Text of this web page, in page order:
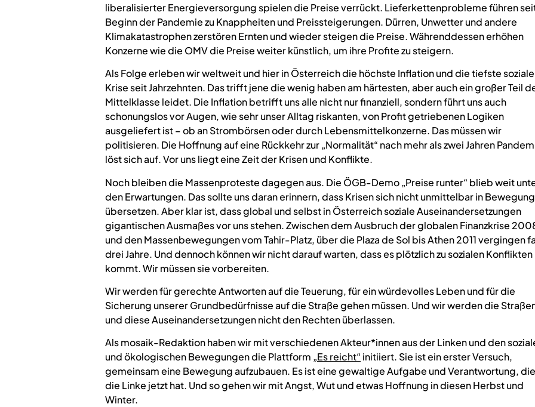
liberalisierter Energieversorgung spielen die Preise verrückt. Lieferkettenprobleme führen
Beginn der Pandemie zu Knappheiten und Preissteigerungen. Dürren, Unwetter und andere
Klimakatastrophen zerstören Ernten und wieder steigen die Preise. Währenddessen erhöhen
Konzerne wie die OMV die Preise weiter künstlich, um ihre Profite zu steigern.
Als Folge erleben wir weltweit und hier in Österreich die höchste Inflation und die tiefste soziale
Krise seit Jahrzehnten. Das trifft jene die wenig haben am härtesten, aber auch ein großer Teil
Mittelklasse leidet. Die Inflation betrifft uns alle nicht nur finanziell, sondern führt uns auch
schonungslos vor Augen, wie sehr unser Alltag riskanten, von Profit getriebenen Logiken
ausgeliefert ist – ob an Strombörsen oder durch Lebensmittelkonzerne. Das müssen wir
politisieren. Die Hoffnung auf eine Rückkehr zur „Normalität“ nach mehr als zwei Jahren
löst sich auf. Vor uns liegt eine Zeit der Krisen und Konflikte.
Noch bleiben die Massenproteste dagegen aus. Die ÖGB-Demo „Preise runter“ blieb weit
den Erwartungen. Das sollte uns daran erinnern, dass Krisen sich nicht unmittelbar in
übersetzen. Aber klar ist, dass global und selbst in Österreich soziale Auseinandersetzungen
gigantischen Ausmaßes vor uns stehen. Zwischen dem Ausbruch der globalen Finanzkrise
und den Massenbewegungen vom Tahir-Platz, über die Plaza de Sol bis Athen 2011 vergingen
drei Jahre. Und dennoch können wir nicht darauf warten, dass es plötzlich zu sozialen Konflikten
kommt. Wir müssen sie vorbereiten.
Wir werden für gerechte Antworten auf die Teuerung, für ein würdevolles Leben und für die
Sicherung unserer Grundbedürfnisse auf die Straße gehen müssen. Und wir werden die
und diese Auseinandersetzungen nicht den Rechten überlassen.
Als mosaik-Redaktion haben wir mit verschiedenen Akteur*innen aus der Linken und den
und ökologischen Bewegungen die Plattform „Es reicht“ initiiert. Sie ist ein erster Versuch,
gemeinsam eine Bewegung aufzubauen. Es ist eine gewaltige Aufgabe und Verantwortung, die
die Linke jetzt hat. Und so gehen wir mit Angst, Wut und etwas Hoffnung in diesen Herbst und
Winter.